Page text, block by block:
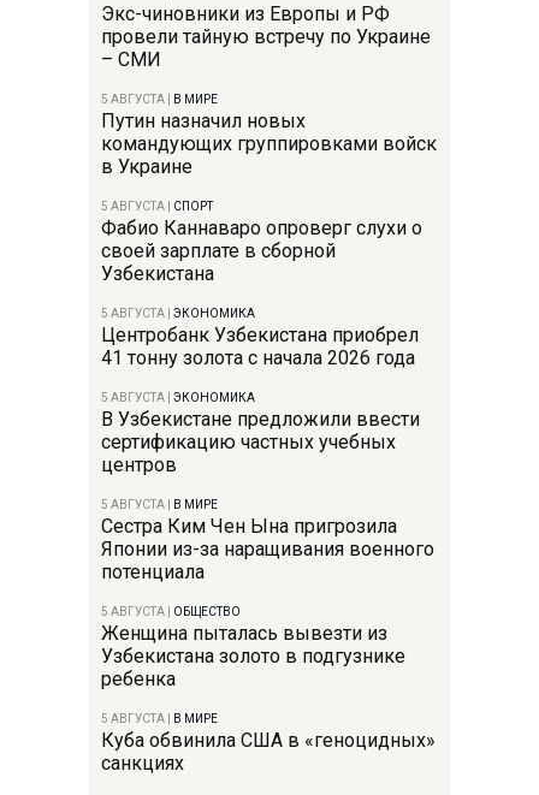
Экс-чиновники из Европы и РФ
провели тайную встречу по Украине
– СМИ
5 АВГУСТА В МИРЕ
Путин назначил новых
командующих группировками войск
в Украине
5 АВГУСТА СПОРТ
Фабио Каннаваро опроверг слухи о
своей зарплате в сборной
Узбекистана
5 АВГУСТА ЭКОНОМИКА
Центробанк Узбекистана приобрел
41 тонну золота с начала 2026 года
5 АВГУСТА ЭКОНОМИКА
В Узбекистане предложили ввести
сертификацию частных учебных
центров
5 АВГУСТА В МИРЕ
Сестра Ким Чен Ына пригрозила
Японии из-за наращивания военного
потенциала
5 АВГУСТА ОБЩЕСТВО
Женщина пыталась вывезти из
Узбекистана золото в подгузнике
ребенка
5 АВГУСТА В МИРЕ
Куба обвинила США в «геноцидных»
санкциях